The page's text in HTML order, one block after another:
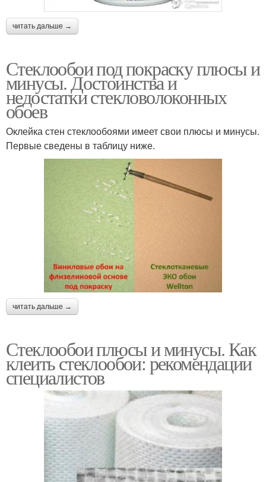
читать дальше →
Стеклообои под покраску плюсы и
минусы. Достоинства и
недостатки стекловолоконных
обоев
Оклейка стен стеклообоями имеет свои плюсы и минусы.
Первые сведены в таблицу ниже.
читать дальше →
Стеклообои плюсы и минусы. Как
клеить стеклообои: рекомендации
специалистов